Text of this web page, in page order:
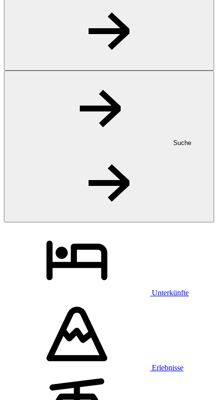
Suche
Unterkünfte
Erlebnisse